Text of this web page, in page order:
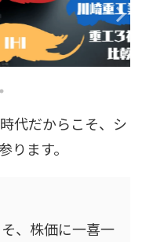
代だからこそ、シ
ります。
、株価に一喜一